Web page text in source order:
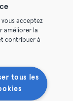
reserved.
aqui
vous acceptez
améliorer la
contribuer à
tous les